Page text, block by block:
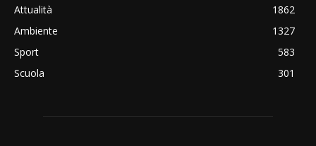
Attualità
1862
Ambiente
1327
Sport
583
Scuola
301